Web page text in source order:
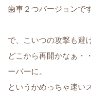
歯車２つバージョンです
で、こいつの攻撃も避
どこから再開かなぁ・
ーバーに。
というかめっちゃ速い